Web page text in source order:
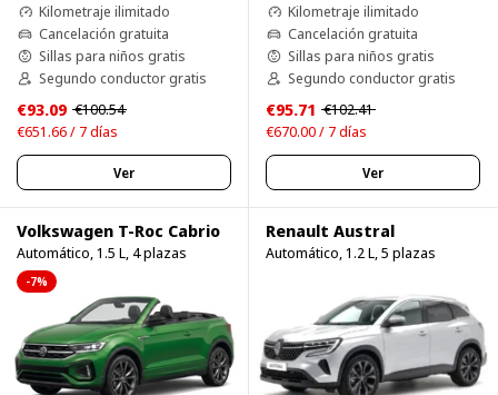
Kilometraje ilimitado
Cancelación gratuita
Sillas para niños gratis
Segundo conductor gratis
€93.09 €100.54
€651.66 / 7 días
Ver
Kilometraje ilimitado
Cancelación gratuita
Sillas para niños gratis
Segundo conductor gratis
€95.71 €102.41
€670.00 / 7 días
Ver
Volkswagen T-Roc Cabrio
Automático, 1.5 L, 4 plazas
-7%
Renault Austral
Automático, 1.2 L, 5 plazas